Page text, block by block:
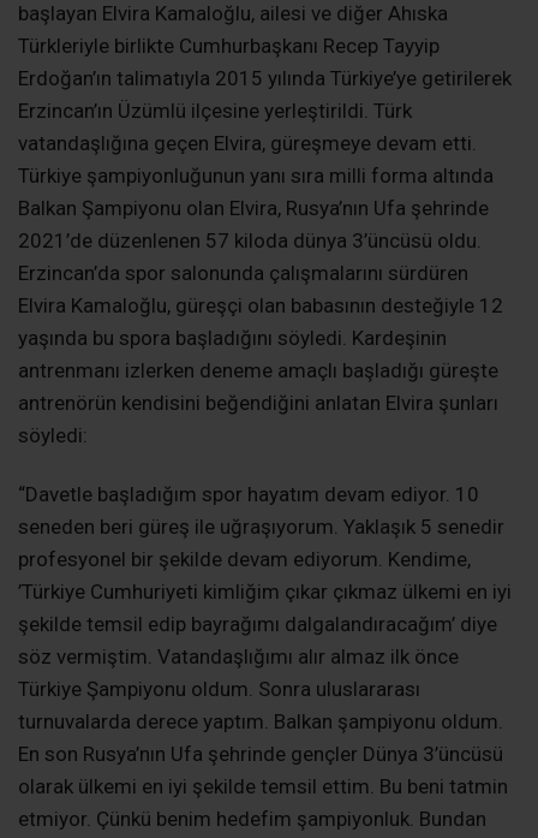
başlayan Elvira Kamaloğlu, ailesi ve diğer Ahıska
Türkleriyle birlikte Cumhurbaşkanı Recep Tayyip
Erdoğan’ın talimatıyla 2015 yılında Türkiye’ye getirilerek
Erzincan’ın Üzümlü ilçesine yerleştirildi. Türk
vatandaşlığına geçen Elvira, güreşmeye devam etti.
Türkiye şampiyonluğunun yanı sıra milli forma altında
Balkan Şampiyonu olan Elvira, Rusya’nın Ufa şehrinde
2021’de düzenlenen 57 kiloda dünya 3’üncüsü oldu.
Erzincan’da spor salonunda çalışmalarını sürdüren
Elvira Kamaloğlu, güreşçi olan babasının desteğiyle 12
yaşında bu spora başladığını söyledi. Kardeşinin
antrenmanı izlerken deneme amaçlı başladığı güreşte
antrenörün kendisini beğendiğini anlatan Elvira şunları
söyledi:
“Davetle başladığım spor hayatım devam ediyor. 10
seneden beri güreş ile uğraşıyorum. Yaklaşık 5 senedir
profesyonel bir şekilde devam ediyorum. Kendime,
’Türkiye Cumhuriyeti kimliğim çıkar çıkmaz ülkemi en iyi
şekilde temsil edip bayrağımı dalgalandıracağım’ diye
söz vermiştim. Vatandaşlığımı alır almaz ilk önce
Türkiye Şampiyonu oldum. Sonra uluslararası
turnuvalarda derece yaptım. Balkan şampiyonu oldum.
En son Rusya’nın Ufa şehrinde gençler Dünya 3’üncüsü
olarak ülkemi en iyi şekilde temsil ettim. Bu beni tatmin
etmiyor. Çünkü benim hedefim şampiyonluk. Bundan